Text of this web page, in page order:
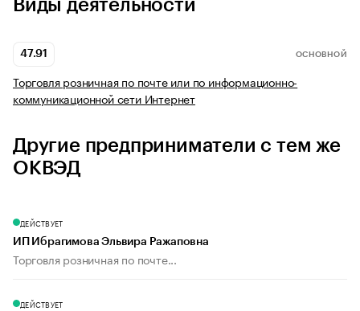
Виды деятельности
47.91 ОСНОВНОЙ
Торговля розничная по почте или по информационно-
коммуникационной сети Интернет
Другие предприниматели с тем же
ОКВЭД
ДЕЙСТВУЕТ
ИП Ибрагимова Эльвира Ражаповна
Торговля розничная по почте...
ДЕЙСТВУЕТ